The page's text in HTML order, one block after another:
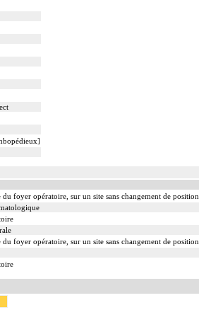
foyer opératoire, sur un site sans changement de position
foyer opératoire, sur un site sans changement de position